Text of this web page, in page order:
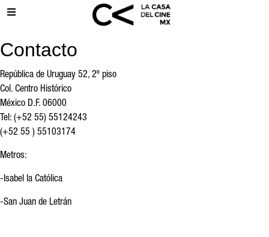
Contacto
República de Uruguay 52, 2º piso
Col. Centro Histórico
México D.F. 06000
Tel: (+52 55) 55124243
(+52 55 ) 55103174
Metros:
-Isabel la Católica
-San Juan de Letrán